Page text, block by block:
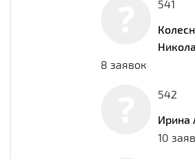
541
8 заявок
542
Ирина
10